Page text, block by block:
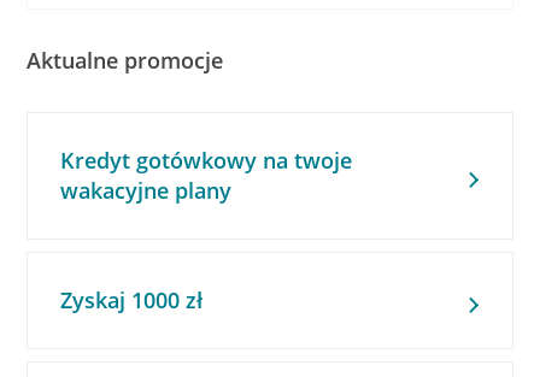
Aktualne promocje
Kredyt gotówkowy na twoje
wakacyjne plany
Zyskaj 1000 zł